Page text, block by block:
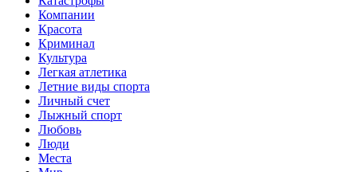
Компании
Красота
Криминал
Культура
Легкая атлетика
Летние виды спорта
Личный счет
Лыжный спорт
Любовь
Люди
Места